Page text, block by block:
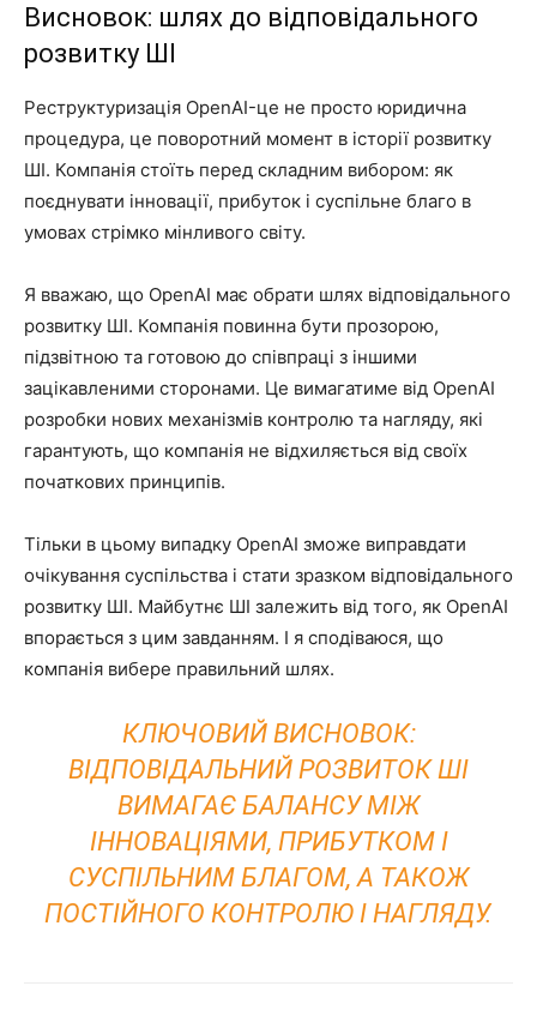
Висновок: шлях до відповідального
розвитку ШІ
Реструктуризація OpenAI-це не просто юридична
процедура, це поворотний момент в історії розвитку
ШІ. Компанія стоїть перед складним вибором: як
поєднувати інновації, прибуток і суспільне благо в
умовах стрімко мінливого світу.
Я вважаю, що OpenAI має обрати шлях відповідального
розвитку ШІ. Компанія повинна бути прозорою,
підзвітною та готовою до співпраці з іншими
зацікавленими сторонами. Це вимагатиме від OpenAI
розробки нових механізмів контролю та нагляду, які
гарантують, що компанія не відхиляється від своїх
початкових принципів.
Тільки в цьому випадку OpenAI зможе виправдати
очікування суспільства і стати зразком відповідального
розвитку ШІ. Майбутнє ШІ залежить від того, як OpenAI
впорається з цим завданням. І я сподіваюся, що
компанія вибере правильний шлях.
КЛЮЧОВИЙ ВИСНОВОК:
ВІДПОВІДАЛЬНИЙ РОЗВИТОК ШІ
ВИМАГАЄ БАЛАНСУ МІЖ
ІННОВАЦІЯМИ, ПРИБУТКОМ І
СУСПІЛЬНИМ БЛАГОМ, А ТАКОЖ
ПОСТІЙНОГО КОНТРОЛЮ І НАГЛЯДУ.